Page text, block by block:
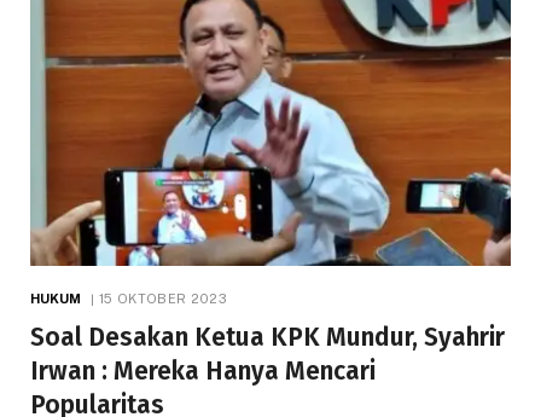
HUKUM 15 OKTOBER 2023
Soal Desakan Ketua KPK Mundur, Syahrir
Irwan : Mereka Hanya Mencari
Popularitas